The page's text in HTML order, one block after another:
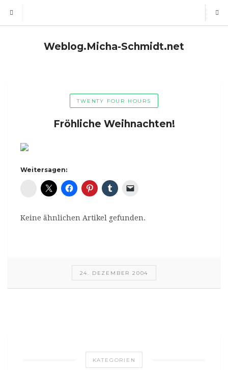
Weblog.Micha-Schmidt.net
TWENTY FOUR HOURS
Fröhliche Weihnachten!
Weitersagen:
Diaspora*
Keine ähnlichen Artikel gefunden.
24. DEZEMBER 2004
KATEGORIEN